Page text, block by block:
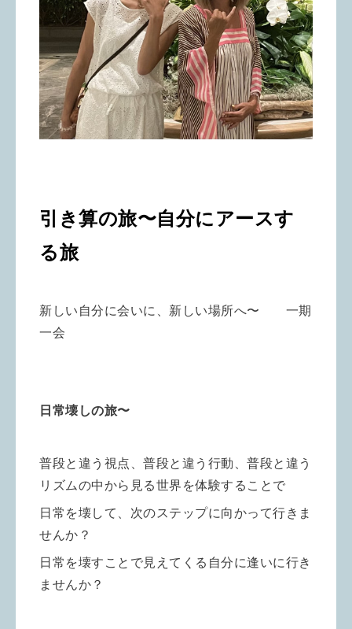
引き算の旅〜自分にアースす
る旅
新しい自分に会いに、新しい場所へ〜 一期
一会
日常壊しの旅〜
普段と違う視点、普段と違う行動、普段と違う
リズムの中から見る世界を体験することで
日常を壊して、次のステップに向かって行きま
せんか？
日常を壊すことで見えてくる自分に逢いに行き
ませんか？